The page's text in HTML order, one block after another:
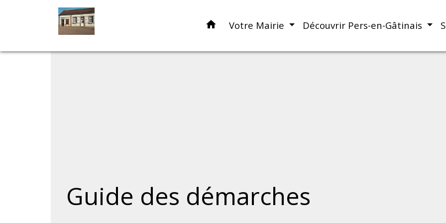
home Votre Mairie Découvrir Pers-en-Gâtinais
Guide des démarches